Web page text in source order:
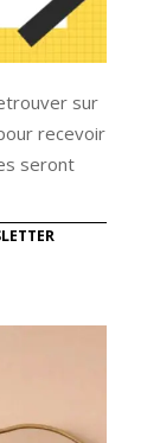
sur
recevoir
seront